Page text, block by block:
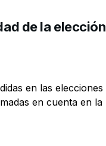
de la elección
en las elecciones
en cuenta en la